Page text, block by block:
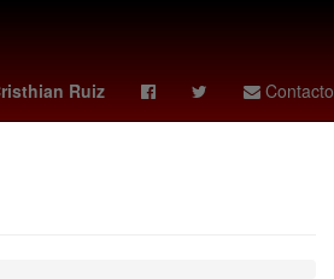
Ruiz Contacto
de Zaragoza